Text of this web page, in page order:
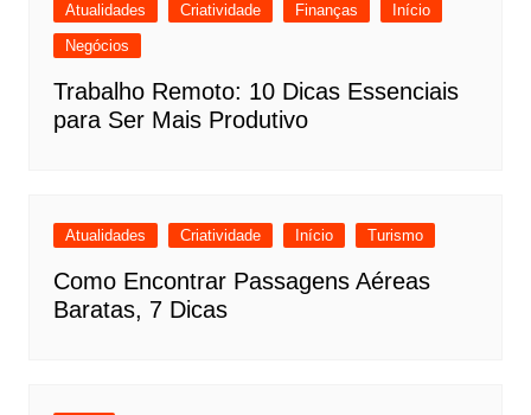
Atualidades Criatividade Finanças
Início
Negócios
Trabalho Remoto: 10 Dicas Essenciais
para Ser Mais Produtivo
Atualidades Criatividade Início Turismo
Como Encontrar Passagens Aéreas
Baratas, 7 Dicas